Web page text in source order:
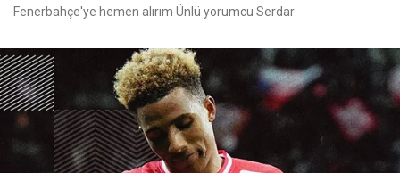
Fenerbahçe'ye hemen alırım Ünlü yorumcu Serdar